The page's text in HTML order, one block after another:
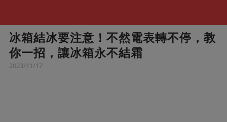
冰箱結冰要注意！不然電表轉不停，教
你一招，讓冰箱永不結霜
2023/11/17